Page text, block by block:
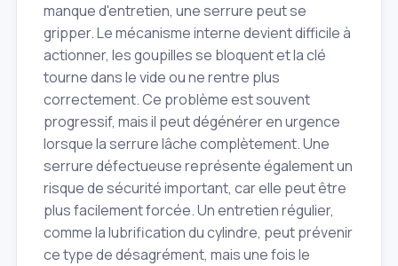
manque d'entretien, une serrure peut se
gripper. Le mécanisme interne devient difficile à
actionner, les goupilles se bloquent et la clé
tourne dans le vide ou ne rentre plus
correctement. Ce problème est souvent
progressif, mais il peut dégénérer en urgence
lorsque la serrure lâche complètement. Une
serrure défectueuse représente également un
risque de sécurité important, car elle peut être
plus facilement forcée. Un entretien régulier,
comme la lubrification du cylindre, peut prévenir
ce type de désagrément, mais une fois le